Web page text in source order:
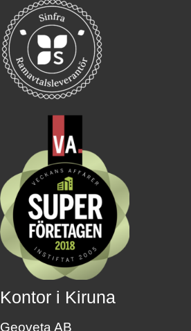
Kontor i Kiruna
Geoveta AB